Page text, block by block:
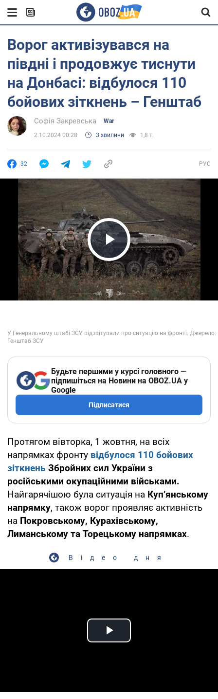
Ворог активізувався на
півдні і продовжує тиснути
на Донбасі: відбулося 110
бойових зіткнень – Генштаб
Софія Закревська War
2.10.2024 00:28 3 хвилини 1,8 т.
32 РУС
Play Video
Будьте першими у курсі головного —
підпишіться на Новини на OBOZ.UA у
Google
Підписатися
Протягом вівторка, 1 жовтня, на всіх
напрямках фронту відбулося 110 бойових
зіткнень Збройних сил України з
російськими окупаційними військами.
Найгарячішою була ситуація на Купʼянському
напрямку, також ворог проявляє активність
на Покровському, Курахівському,
Лиманському та Торецькому напрямках.
Відео дня
Play Video